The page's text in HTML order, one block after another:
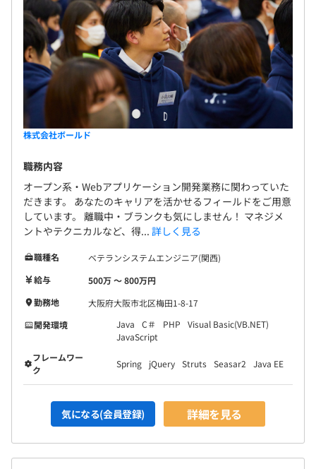
株式会社ボールド
職務内容
オープン系・Webアプリケーション開発業務に関わっていた
だきます。 あなたのキャリアを活かせるフィールドをご用意
しています。 離職中・ブランクも気にしません！ マネジメ
ントやテクニカルなど、得... 詳しく見る
職種名
ベテランシステムエンジニア(関西)
給与
500万 〜 800万円
勤務地
大阪府大阪市北区梅田1-8-17
開発環境
Java C＃ PHP
Visual Basic(VB.NET)
JavaScript
フレームワー
ク
Spring jQuery Struts Seasar2 Java EE
気になる(会員登録) 詳細を見る